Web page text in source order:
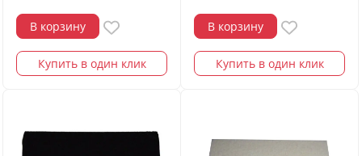
В корзину
Купить в один клик
В корзину
Купить в один клик